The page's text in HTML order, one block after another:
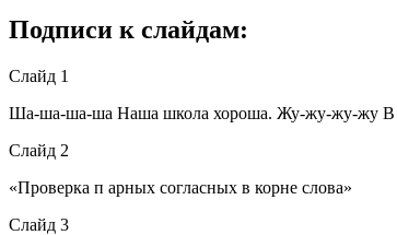
Подписи к слайдам:
Слайд 1
Ша-ша-ша-ша Наша школа хороша. Жу-жу-жу-жу В
Слайд 2
«Проверка п арных согласных в корне слова»
Слайд 3